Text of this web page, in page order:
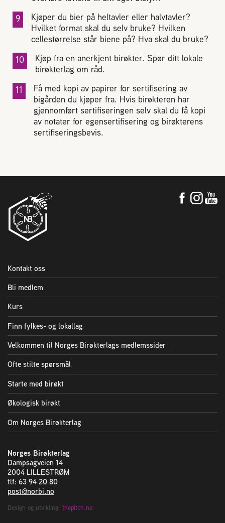
Kjøper du bier på heltavler eller halvtavler?
Hvilket format skal du selv bruke? Hvilken
cellestørrelse står biene på? Hva skal du bruke?
Kjøp fra en anerkjent birøkter. Spør ditt lokale
birøkterlag om råd.
Få med kopi av papirer for sertifisering av
bigården du kjøper fra. Hvis birøkteren har
gjennomført sertifiseringen selv skal du få kopi
av notater for egensertifisering og birøkterens
sertifiseringsbevis.
Kontakt oss
Bli medlem
Kurs
Finn fylkes- og lokallag
Velkommen til Norges Birøkterlags medlemssider
Ofte stilte spørsmål
Starte med birøkt
Økologisk birøkt
Om Norges Birøkterlag
Norges Birøkterlag
Dampsagveien 14
2004 LILLESTRØM
tlf: 63 94 20 80
post@norbi.no
Design og utvikling: thepitch.no